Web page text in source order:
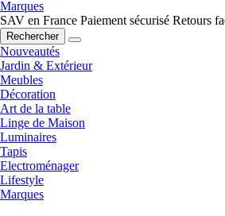
Marques
SAV en France Paiement sécurisé Retours
Rechercher
Nouveautés
Jardin & Extérieur
Meubles
Décoration
Art de la table
Linge de Maison
Luminaires
Tapis
Electroménager
Lifestyle
Marques